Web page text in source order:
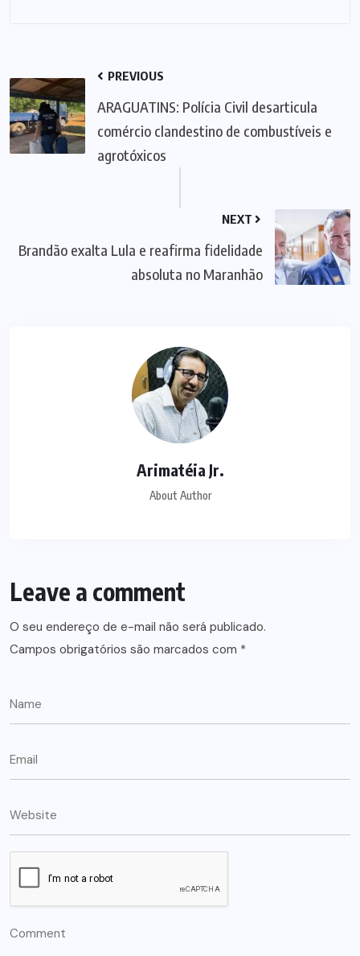
PREVIOUS
ARAGUATINS: Polícia Civil desarticula
comércio clandestino de combustíveis e
agrotóxicos
NEXT
Brandão exalta Lula e reafirma fidelidade
absoluta no Maranhão
Arimatéia Jr.
About Author
Leave a comment
O seu endereço de e-mail não será publicado.
Campos obrigatórios são marcados com *